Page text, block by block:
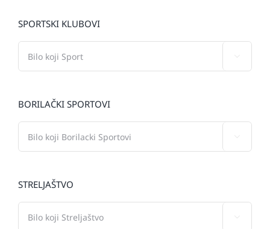
SPORTSKI KLUBOVI
BORILAČKI SPORTOVI
STRELJAŠTVO